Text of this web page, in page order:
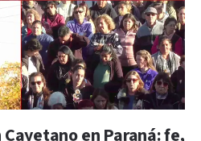
en Paraná: fe,